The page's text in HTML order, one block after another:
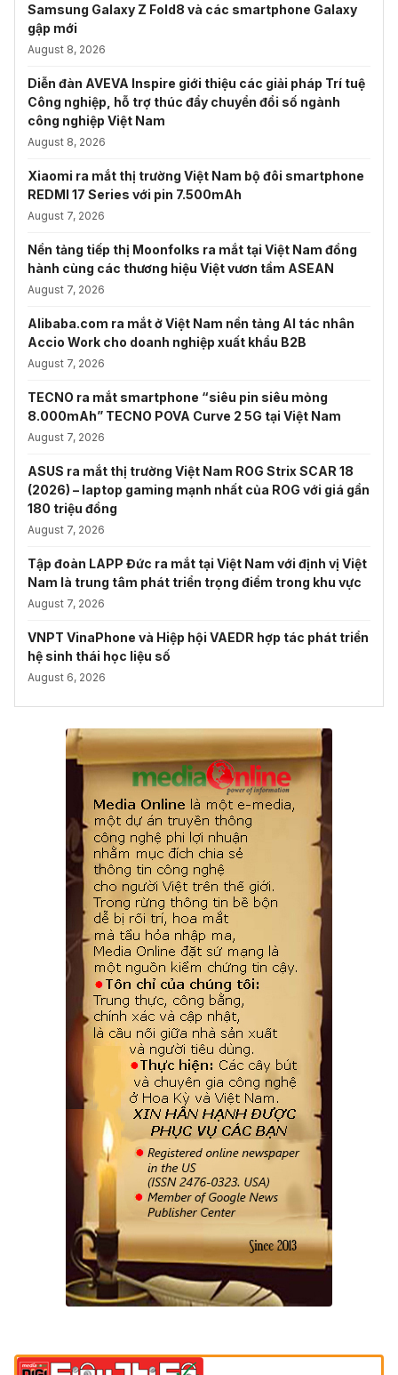
Samsung Galaxy Z Fold8 và các smartphone Galaxy
gập mới
August 8, 2026
Diễn đàn AVEVA Inspire giới thiệu các giải pháp Trí tuệ
Công nghiệp, hỗ trợ thúc đẩy chuyển đổi số ngành
công nghiệp Việt Nam
August 8, 2026
Xiaomi ra mắt thị trường Việt Nam bộ đôi smartphone
REDMI 17 Series với pin 7.500mAh
August 7, 2026
Nền tảng tiếp thị Moonfolks ra mắt tại Việt Nam đồng
hành cùng các thương hiệu Việt vươn tầm ASEAN
August 7, 2026
Alibaba.com ra mắt ở Việt Nam nền tảng AI tác nhân
Accio Work cho doanh nghiệp xuất khẩu B2B
August 7, 2026
TECNO ra mắt smartphone “siêu pin siêu mỏng
8.000mAh” TECNO POVA Curve 2 5G tại Việt Nam
August 7, 2026
ASUS ra mắt thị trường Việt Nam ROG Strix SCAR 18
(2026) – laptop gaming mạnh nhất của ROG với giá gần
180 triệu đồng
August 7, 2026
Tập đoàn LAPP Đức ra mắt tại Việt Nam với định vị Việt
Nam là trung tâm phát triển trọng điểm trong khu vực
August 7, 2026
VNPT VinaPhone và Hiệp hội VAEDR hợp tác phát triển
hệ sinh thái học liệu số
August 6, 2026